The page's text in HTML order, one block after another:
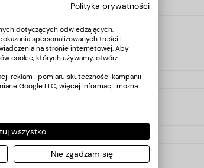
76 CM
Polityka prywatności
dotyczących odwiedzających,
spersonalizowanych treści i
na stronie internetowej. Aby
cookie, których używamy, otwórz
reklam i pomiaru skuteczności kampanii
Google LLC, więcej informacji można
wszystko
Nie zgadzam się